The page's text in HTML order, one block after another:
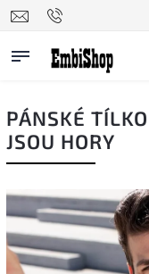
PÁNSKÉ
JSOU HORY